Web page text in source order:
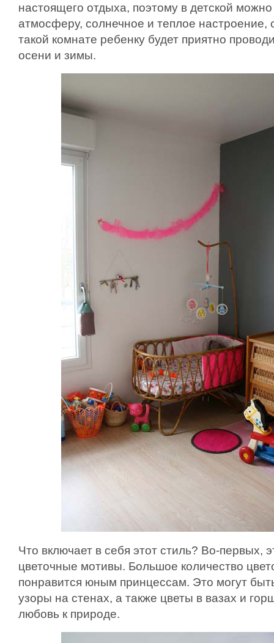
настоящего отдыха, поэтому в детской
атмосферу, солнечное и теплое настроение,
такой комнате ребенку будет приятно
осени и зимы.
Что включает в себя этот стиль? Во-первых,
цветочные мотивы. Большое количество
понравится юным принцессам. Это могут
узоры на стенах, а также цветы в вазах и
любовь к природе.